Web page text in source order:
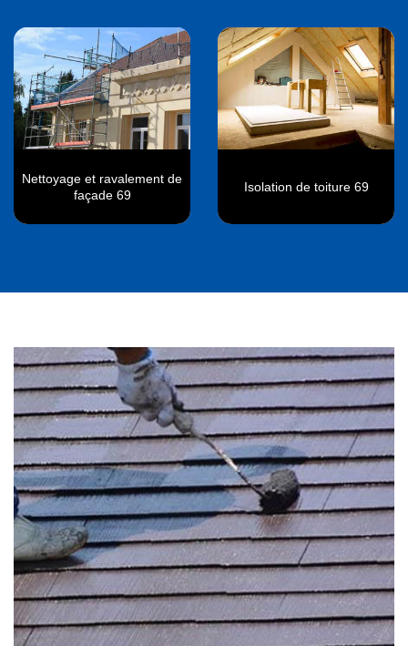
Nettoyage et ravalement de
façade 69
Isolation de toiture 69